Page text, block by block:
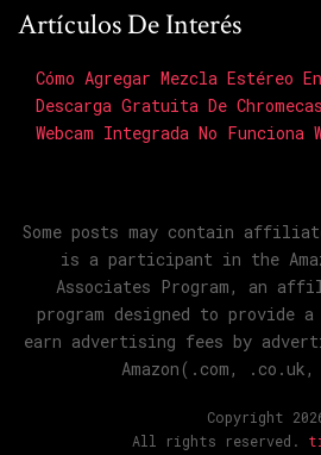
Artículos De Interés
Cómo Agregar Mezcla Estéreo
Descarga Gratuita De
Webcam Integrada No Funciona
Some posts may contain
is a participant in the
Associates Program, an
program designed to provide
earn advertising fees by
Amazon(.com,
Copyright
All rights reserved.